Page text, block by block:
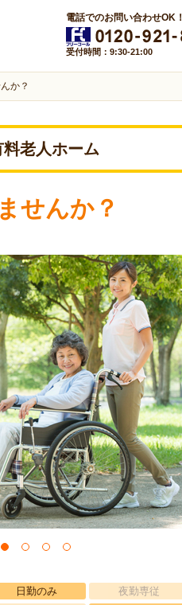
電話でのお問い合わせOK！
受付時間：9:30-21:00
か？
料老人ホーム
せんか？
日勤のみ 夜勤専従